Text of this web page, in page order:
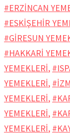
#ERZİNCAN
#ESKİŞEHİR
#GİRESUN
#HAKKARİ
YEMEKLERİ,
YEMEKLERİ,
YEMEKLERİ,
YEMEKLERİ,
YEMEKLERİ,